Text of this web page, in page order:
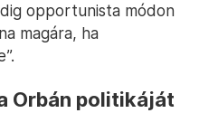
opportunista módon
magára, ha
Orbán politikáját